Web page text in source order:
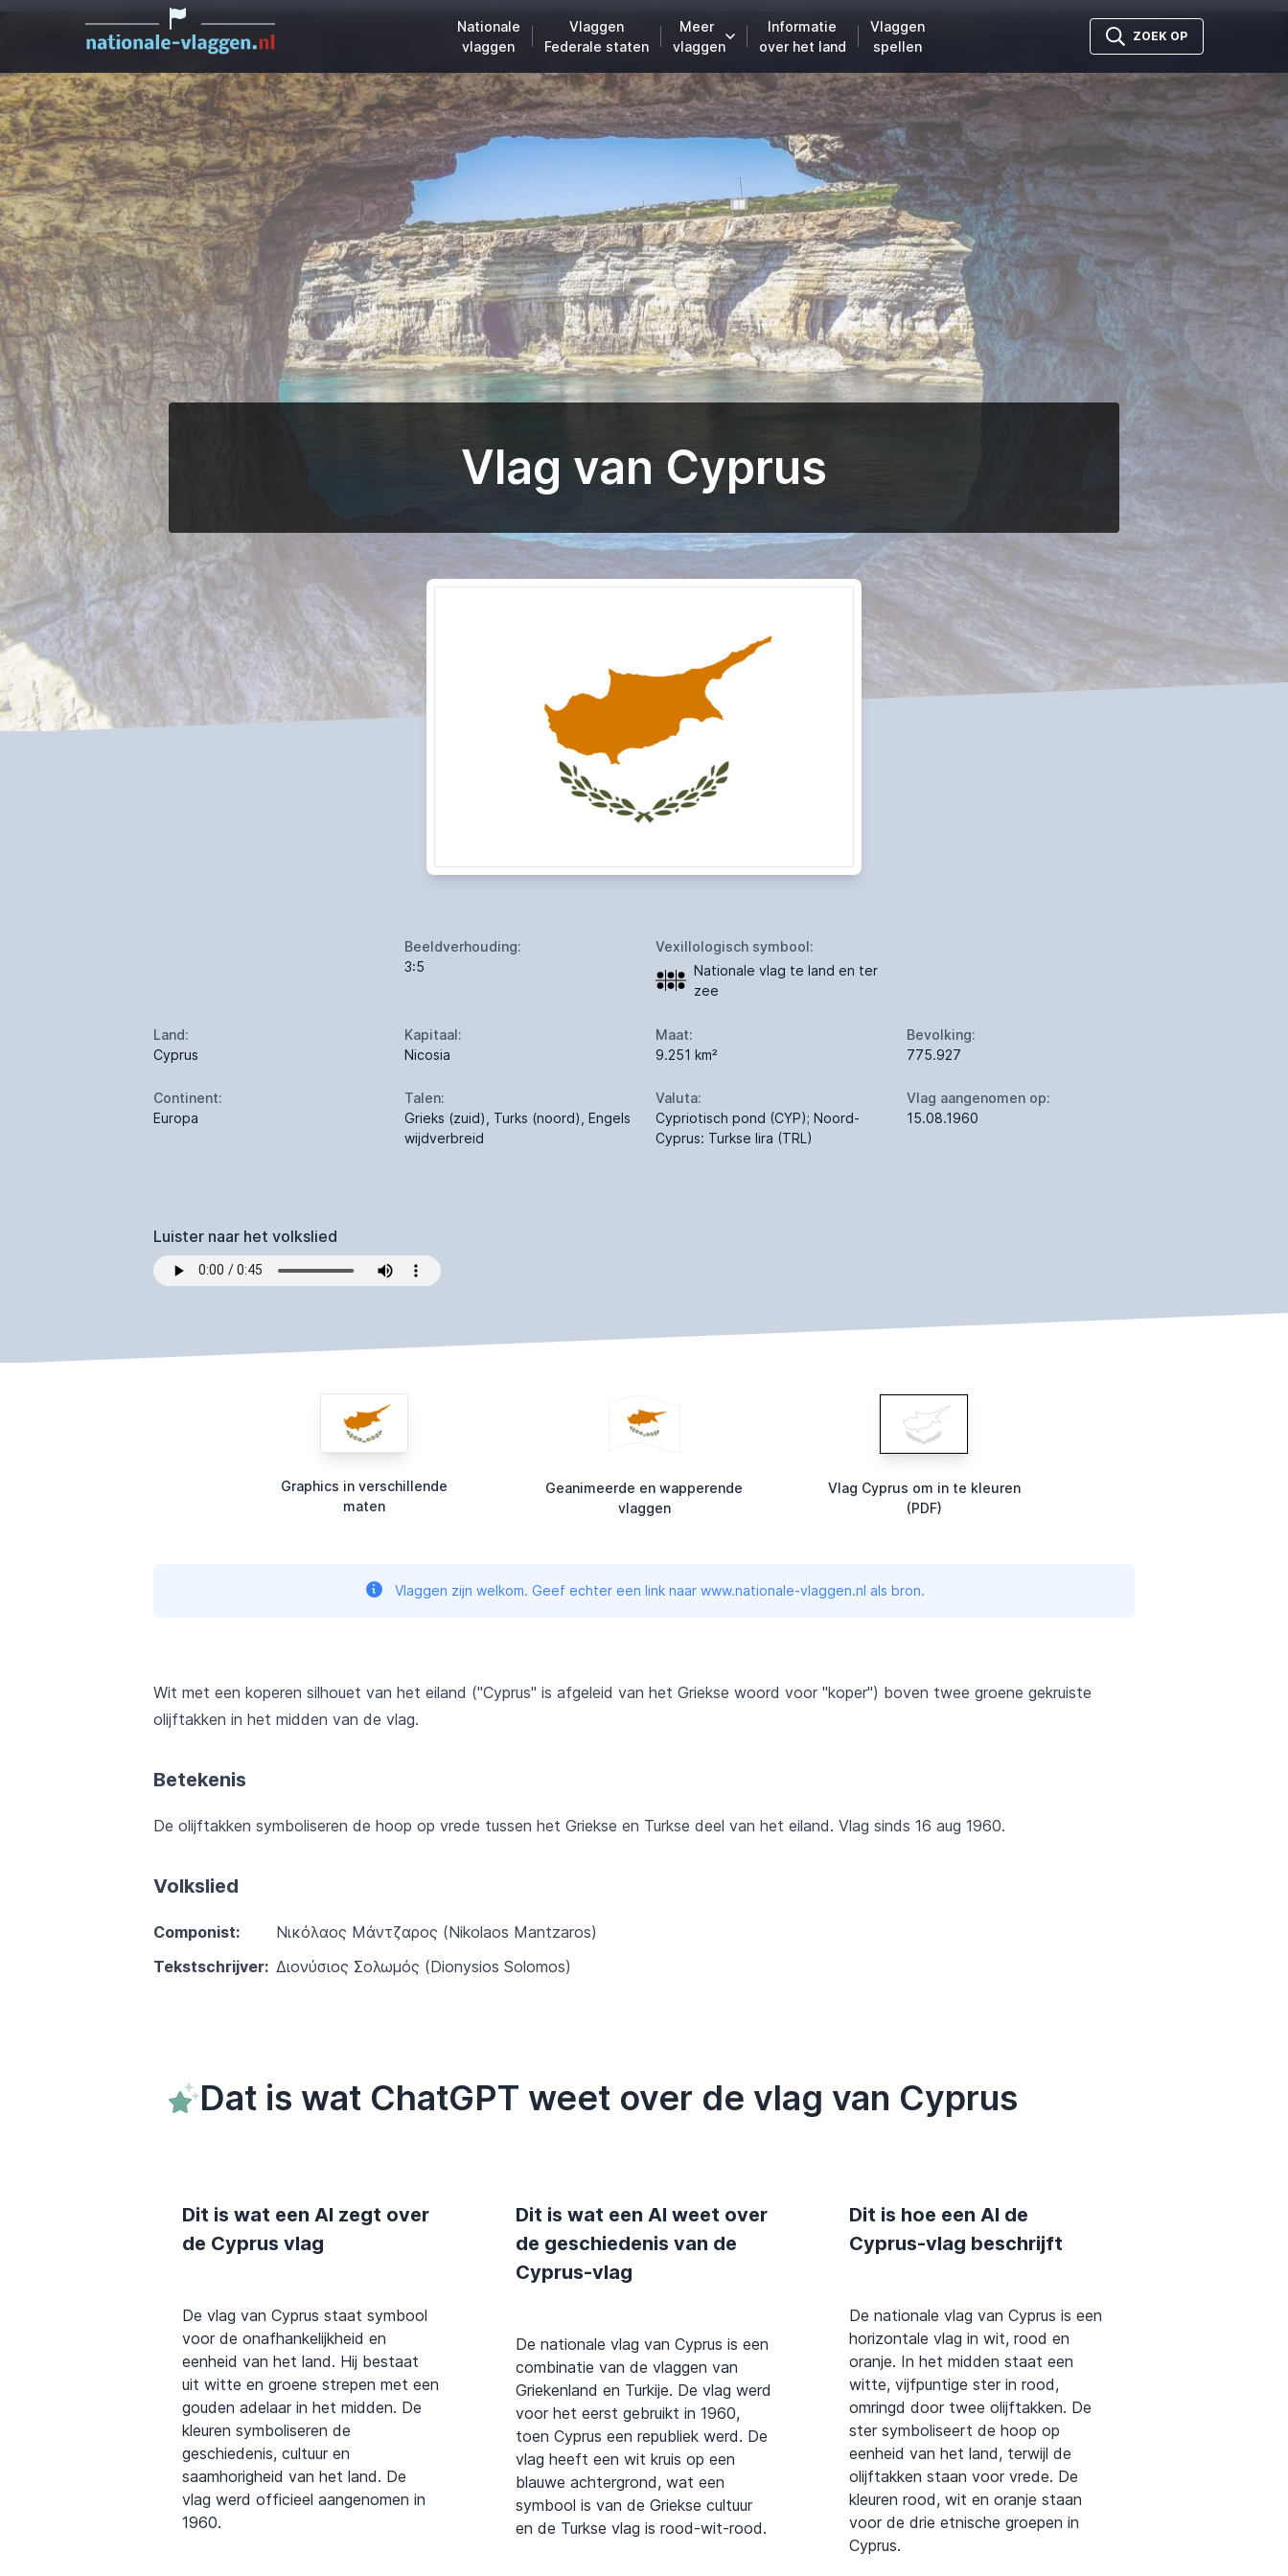
Nationale
vlaggen
Vlaggen
Federale staten
Meer
vlaggen
Informatie
over het land
Vlaggen
spellen
ZOEK OP
Vlag van Cyprus
Beeldverhouding:
3:5
Vexillologisch symbool:
Nationale vlag te land en ter
zee
Land:
Cyprus
Kapitaal:
Nicosia
Maat:
9.251 km²
Bevolking:
775.927
Continent:
Europa
Talen:
Grieks (zuid), Turks (noord), Engels
wijdverbreid
Valuta:
Cypriotisch pond (CYP); Noord-
Cyprus: Turkse lira (TRL)
Vlag aangenomen op:
15.08.1960
Luister naar het volkslied
Graphics in verschillende
maten
Geanimeerde en wapperende
vlaggen
Vlag Cyprus om in te kleuren
(PDF)
Vlaggen zijn welkom. Geef echter een link naar www.nationale-vlaggen.nl als bron.
Wit met een koperen silhouet van het eiland ("Cyprus" is afgeleid van het Griekse woord voor "koper") boven twee groene gekruiste
olijftakken in het midden van de vlag.
Betekenis
De olijftakken symboliseren de hoop op vrede tussen het Griekse en Turkse deel van het eiland. Vlag sinds 16 aug 1960.
Volkslied
Componist:
Νικόλαος Μάντζαρος (Nikolaos Mantzaros)
Tekstschrijver: Διονύσιος Σολωμός (Dionysios Solomos)
Dat is wat ChatGPT weet over de vlag van Cyprus
Dit is wat een AI zegt over
de Cyprus vlag
De vlag van Cyprus staat symbool
voor de onafhankelijkheid en
eenheid van het land. Hij bestaat
uit witte en groene strepen met een
gouden adelaar in het midden. De
kleuren symboliseren de
geschiedenis, cultuur en
saamhorigheid van het land. De
vlag werd officieel aangenomen in
1960.
Dit is wat een AI weet over
de geschiedenis van de
Cyprus-vlag
De nationale vlag van Cyprus is een
combinatie van de vlaggen van
Griekenland en Turkije. De vlag werd
voor het eerst gebruikt in 1960,
toen Cyprus een republiek werd. De
vlag heeft een wit kruis op een
blauwe achtergrond, wat een
symbool is van de Griekse cultuur
en de Turkse vlag is rood-wit-rood.
Dit is hoe een AI de
Cyprus-vlag beschrijft
De nationale vlag van Cyprus is een
horizontale vlag in wit, rood en
oranje. In het midden staat een
witte, vijfpuntige ster in rood,
omringd door twee olijftakken. De
ster symboliseert de hoop op
eenheid van het land, terwijl de
olijftakken staan voor vrede. De
kleuren rood, wit en oranje staan
voor de drie etnische groepen in
Cyprus.